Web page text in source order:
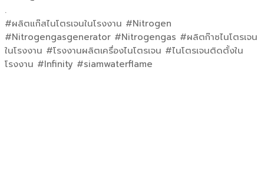
.
#ผลิตแก๊สไนโตรเจนในโรงงาน #Nitrogen
#Nitrogengasgenerator #Nitrogengas #ผลิตก๊าซไนโตรเจน
ในโรงงาน #โรงงานผลิตเครื่องไนโตรเจน #ไนโตรเจนติดตั้งใน
โรงงาน #Infinity #siamwaterflame